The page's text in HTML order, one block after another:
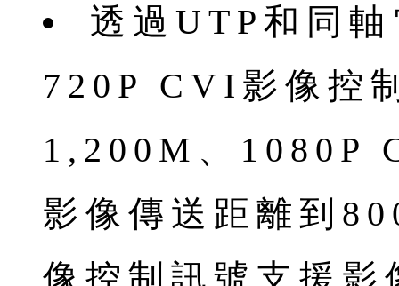
透過UTP和同
720P CVI影像控
1,200M、1080P
影像傳送距離到
像控制訊號⽀援